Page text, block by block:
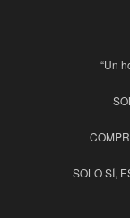
“Un
SOLO SÍ,